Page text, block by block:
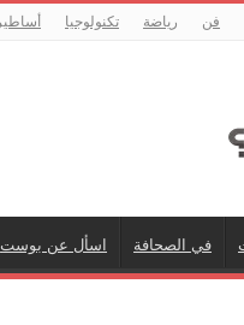
فن رياضة تكنولوجيا أساطير
في الصحافة اسأل عن بوست